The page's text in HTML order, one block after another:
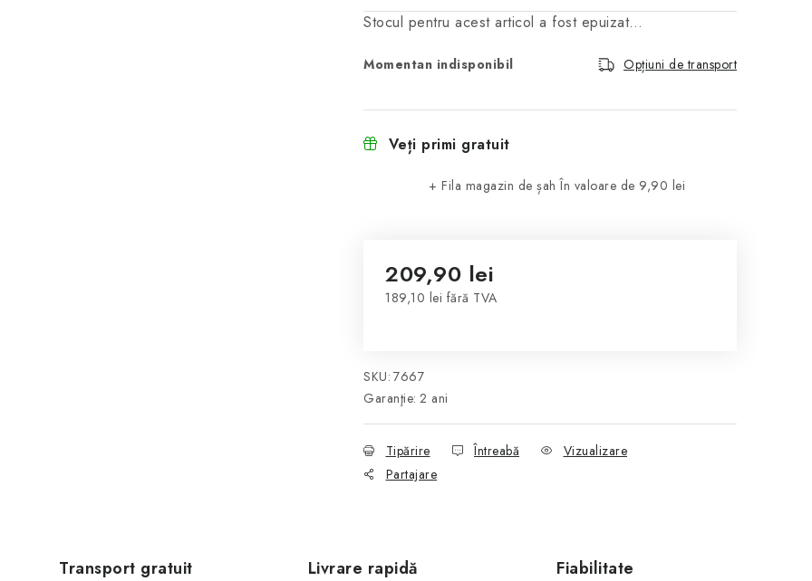
Stocul pentru acest articol a fost epuizat…
Momentan indisponibil Opțiuni de transport
Veți primi gratuit
+ Fila magazin de șahÎn valoare de 9,90 lei
209,90 lei
189,10 lei fără TVA
SKU: 7667
Garanţie: 2 ani
Tipărire Întreabă
Vizualizare
Partajare
Transport gratuit Livrare rapidă Fiabilitate